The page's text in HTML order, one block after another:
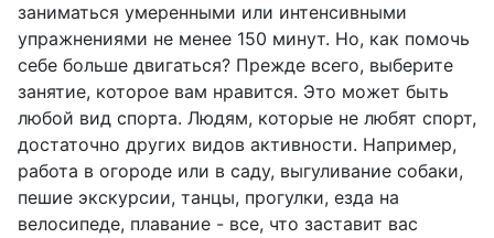
заниматься умеренными или интенсивными
упражнениями не менее 150 минут. Но, как помочь
себе больше двигаться? Прежде всего, выберите
занятие, которое вам нравится. Это может быть
любой вид спорта. Людям, которые не любят спорт,
достаточно других видов активности. Например,
работа в огороде или в саду, выгуливание собаки,
пешие экскурсии, танцы, прогулки, езда на
велосипеде, плавание - все, что заставит вас